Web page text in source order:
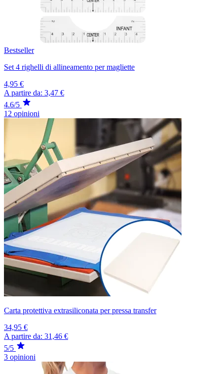
Bestseller
Set 4 righelli di allineamento per magliette
4,95 €
A partire da: 3,47 €
4.6/5
12 opinioni
Carta protettiva extrasiliconata per pressa transfer
34,95 €
A partire da: 31,46 €
5/5
3 opinioni